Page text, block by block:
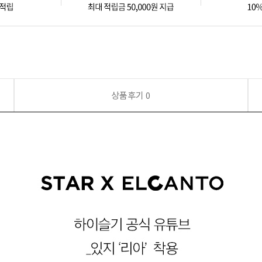
상품후기0